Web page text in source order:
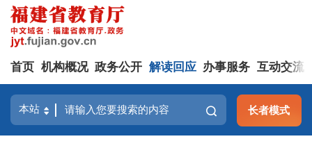
首页 机构概况 政务公开 解读回应 办事服务 互动交流
长者模式